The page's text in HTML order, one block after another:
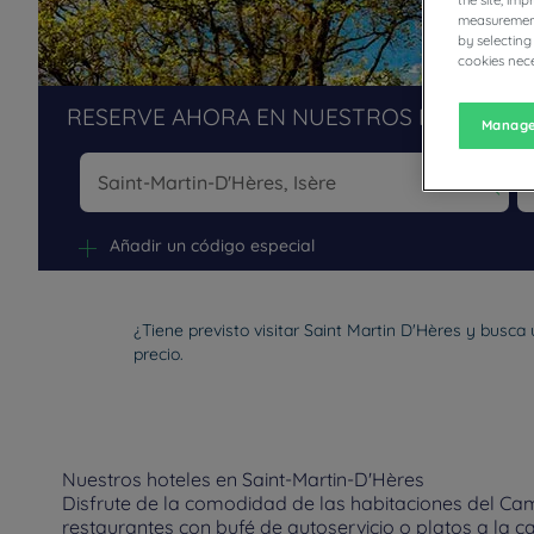
RESERVE AHORA EN NUESTROS HOTELES
Añadir un código especial
¿Tiene previsto visitar Saint Martin D'Hères y
precio.
Nuestros hoteles en Saint-Martin-D'Hères
Disfrute de la comodidad de las habitaciones del
restaurantes con bufé de autoservicio o platos a la
by
cookies